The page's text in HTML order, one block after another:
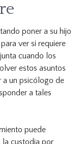
poner a su hijo
ver si requiere
cuando los
estos asuntos
a un psicólogo de
a tales
puede
la custodia por